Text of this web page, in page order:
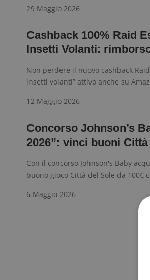
29 Maggio 2026
Cashback 100% Raid
Insetti Volanti:
Non perdere il nuovo cashback
insetti volanti” attivo anche su
12 Maggio 2026
Concorso Johnson’s
2026”: vinci buoni
Con il concorso Johnson's Baby
buono gioco Città del Sole da 100€
6 Maggio 2026